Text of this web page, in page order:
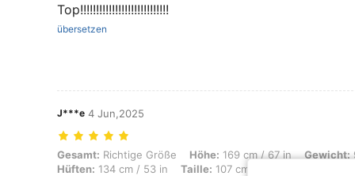
Top!!!!!!!!!!!!!!!!!!!!!!!!!!!!
übersetzen
J***e 4 Jun,2025
Gesamt: Richtige Größe, Höhe: 169 cm / 67 in, Gewicht: 93 kg /
Gesamt: Richtige Größe Höhe: 169 cm / 67 in Gewicht:
Hüften: 134 cm / 53 in Taille: 107 cm / 42 in